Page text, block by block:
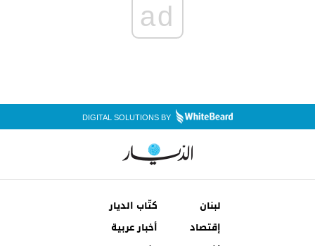
ad
DIGITAL SOLUTIONS BY
لبنان
كتّاب الديار
إقتصاد
أخبار عربية